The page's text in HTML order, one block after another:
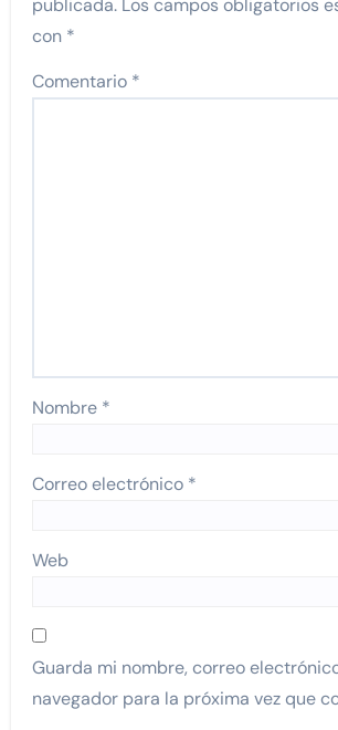
con *
Comentario *
Nombre *
Correo electrónico *
Web
Guarda mi nombre, correo
navegador para la próxima vez que